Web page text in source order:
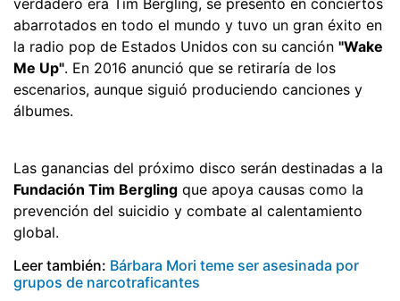
abarrotados en todo el mundo y tuvo un gran éxito en
la radio pop de Estados Unidos con su canción "Wake
Me Up". En 2016 anunció que se retiraría de los
escenarios, aunque siguió produciendo canciones y
álbumes.
Las ganancias del próximo disco serán destinadas a la
Fundación Tim Bergling que apoya causas como la
prevención del suicidio y combate al calentamiento
global.
Leer también: Bárbara Mori teme ser asesinada por
grupos de narcotraficantes